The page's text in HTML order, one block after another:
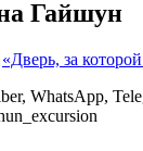
Гайшун
«Дверь, за
WhatsApp,